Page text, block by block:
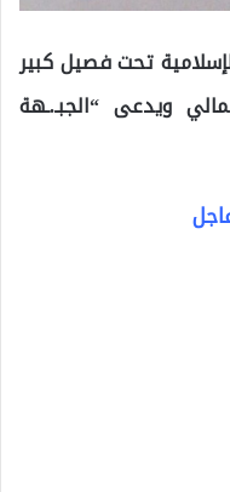
تحت فصيل كبير
ويدعى “الجبـ.ـهة